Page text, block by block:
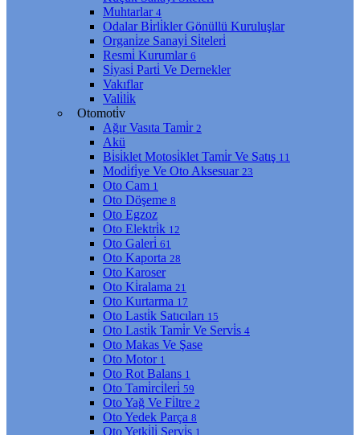
Muhtarlar 4
Odalar Bi̇rli̇kler Gönüllü Kuruluşlar
Organi̇ze Sanayi̇ Si̇teleri̇
Resmi̇ Kurumlar 6
Si̇yasi̇ Parti̇ Ve Dernekler
Vakıflar
Vali̇li̇k
Otomoti̇v
Ağır Vasıta Tami̇r 2
Akü
Bi̇si̇klet Motosi̇klet Tami̇r Ve Satış 11
Modi̇fi̇ye Ve Oto Aksesuar 23
Oto Cam 1
Oto Döşeme 8
Oto Egzoz
Oto Elektri̇k 12
Oto Galeri̇ 61
Oto Kaporta 28
Oto Karoser
Oto Ki̇ralama 21
Oto Kurtarma 17
Oto Lasti̇k Satıcıları 15
Oto Lasti̇k Tami̇r Ve Servi̇s 4
Oto Makas Ve Şase
Oto Motor 1
Oto Rot Balans 1
Oto Tami̇rci̇leri̇ 59
Oto Yağ Ve Fi̇ltre 2
Oto Yedek Parça 8
Oto Yetki̇li̇ Servi̇s 1